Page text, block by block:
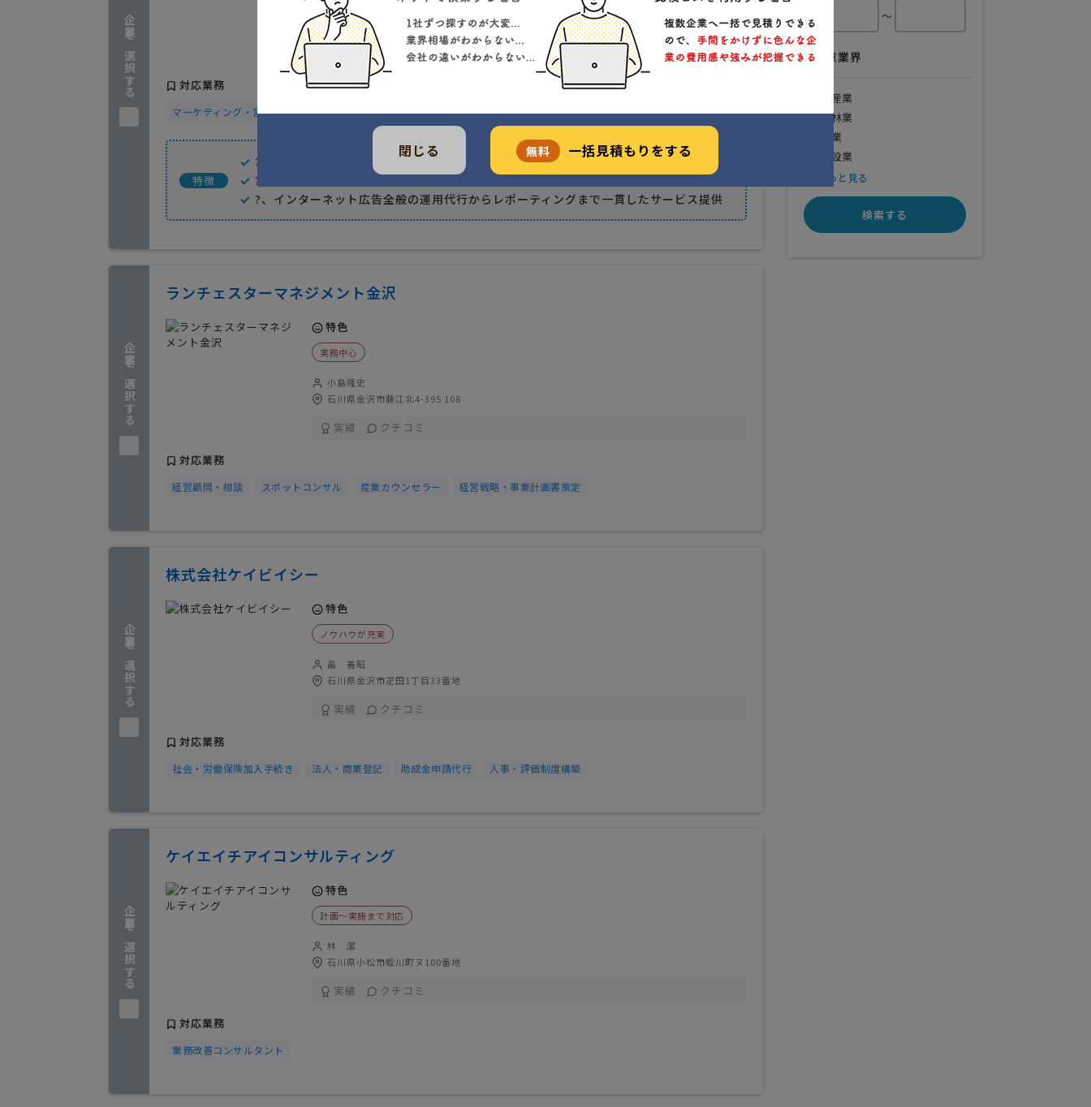
企業を選択する
澤田 陽介
石川県金沢市忠縄町16
クチコミ
対応業務
マーケティング・営業戦略 広告媒体・メディア
特徴
?、国内大手広告代理店出身者を中心とした、業界歴10年以上のスペシャリスト集団
?、デジタル技術に対する豊富な知識・深い理解と、業界最高水準の広告運用ノウハウ
?、インターネット広告全般の運用代行からレポーティングまで一貫したサービス提供
企業を選択する
ランチェスターマネジメント金沢
特色
実務中心
小島隆史
石川県金沢市藤江北4-395 108
実績 クチコミ
対応業務
経営顧問・相談 スポットコンサル 産業カウンセラー 経営戦略・事業計画書策定
企業を選択する
株式会社ケイビイシー
特色
ノウハウが充実
畠 善昭
石川県金沢市疋田1丁目33番地
実績 クチコミ
対応業務
社会・労働保険加入手続き 法人・商業登記 助成金申請代行 人事・評価制度構築
企業を選択する
ケイエイチアイコンサルティング
特色
計画〜実施まで対応
林 潔
石川県小松市蛭川町ヌ100番地
実績 クチコミ
対応業務
業務改善コンサルタント
～
得意業界
水産業
農林業
鉱業
建設業
もっと見る
検索する
閉じる 無料 一括見積もりをする